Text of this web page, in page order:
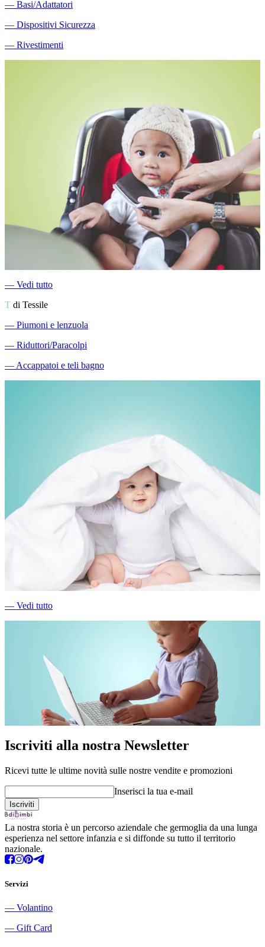
― Basi/Adattatori
― Dispositivi Sicurezza
― Rivestimenti
― Vedi tutto
T di Tessile
― Piumoni e lenzuola
― Riduttori/Paracolpi
―Accappatoi e teli bagno
― Vedi tutto
Iscriviti alla nostra Newsletter
Ricevi tutte le ultime novità sulle nostre vendite e promozioni
Inserisci la tua e-mail
La nostra storia è un percorso aziendale che germoglia da una lunga
esperienza nel settore infanzia e si diffonde su tutto il territorio
nazionale.
Servizi
― Volantino
― Gift Card